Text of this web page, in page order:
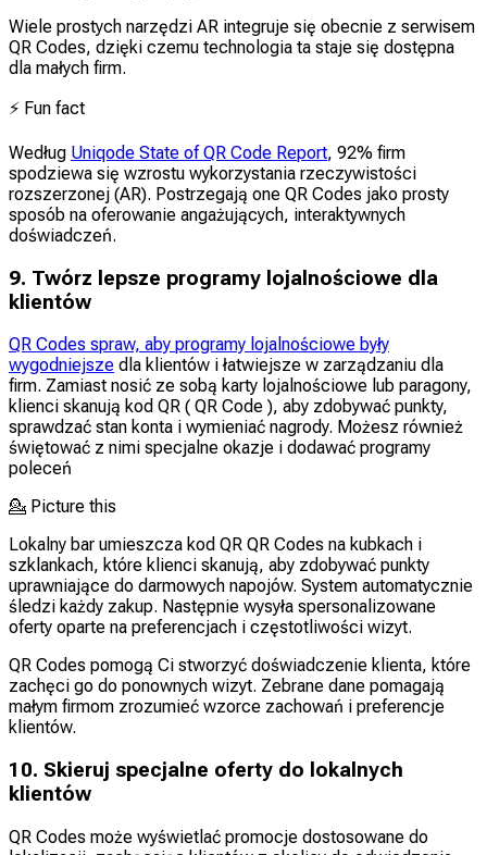
Wiele prostych narzędzi AR integruje się obecnie z serwisem
QR Codes, dzięki czemu technologia ta staje się dostępna
dla małych firm.
⚡ Fun fact
Według Uniqode State of QR Code Report, 92% firm
spodziewa się wzrostu wykorzystania rzeczywistości
rozszerzonej (AR). Postrzegają one QR Codes jako prosty
sposób na oferowanie angażujących, interaktywnych
doświadczeń.
9. Twórz lepsze programy lojalnościowe dla
klientów
QR Codes spraw, aby programy lojalnościowe były
wygodniejsze dla klientów i łatwiejsze w zarządzaniu dla
firm. Zamiast nosić ze sobą karty lojalnościowe lub paragony,
klienci skanują kod QR ( QR Code ), aby zdobywać punkty,
sprawdzać stan konta i wymieniać nagrody. Możesz również
świętować z nimi specjalne okazje i dodawać programy
poleceń
💁 Picture this
Lokalny bar umieszcza kod QR QR Codes na kubkach i
szklankach, które klienci skanują, aby zdobywać punkty
uprawniające do darmowych napojów. System automatycznie
śledzi każdy zakup. Następnie wysyła spersonalizowane
oferty oparte na preferencjach i częstotliwości wizyt.
QR Codes pomogą Ci stworzyć doświadczenie klienta, które
zachęci go do ponownych wizyt. Zebrane dane pomagają
małym firmom zrozumieć wzorce zachowań i preferencje
klientów.
10. Skieruj specjalne oferty do lokalnych
klientów
QR Codes może wyświetlać promocje dostosowane do